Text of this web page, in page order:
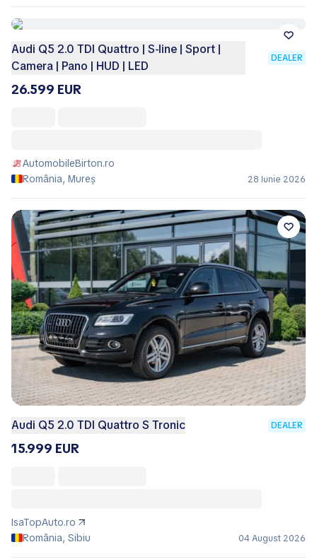
Audi Q5 2.0 TDI Quattro | S-line | Sport |
Camera | Pano | HUD | LED
DEALER
26.599 EUR
AutomobileBirton.ro
România, Mureș
28 Iunie 2026
Audi Q5 2.0 TDI Quattro S Tronic DEALER
15.999 EUR
IsaTopAuto.ro
România, Sibiu
04 August 2026